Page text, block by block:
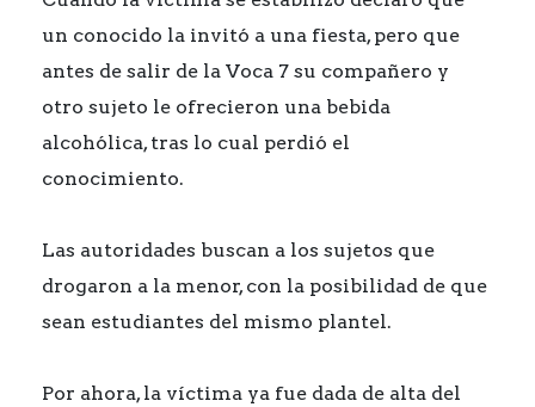
un conocido la invitó a una fiesta, pero que
antes de salir de la Voca 7 su compañero y
otro sujeto le ofrecieron una bebida
alcohólica, tras lo cual perdió el
conocimiento.
Las autoridades buscan a los sujetos que
drogaron a la menor, con la posibilidad de que
sean estudiantes del mismo plantel.
Por ahora, la víctima ya fue dada de alta del